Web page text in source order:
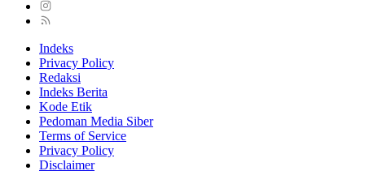
Indeks
Privacy Policy
Redaksi
Indeks Berita
Kode Etik
Pedoman Media Siber
Terms of Service
Privacy Policy
Disclaimer